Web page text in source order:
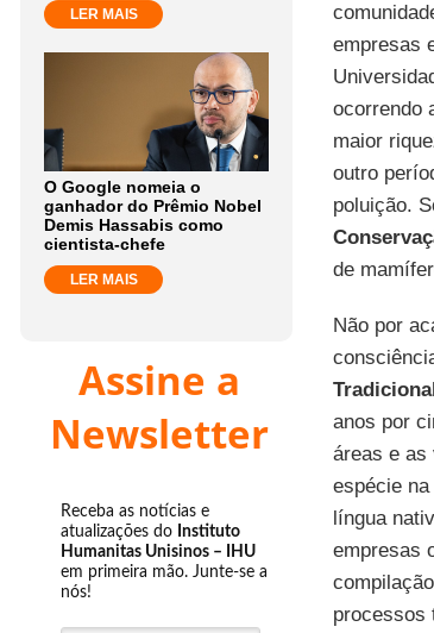
LER MAIS
O Google nomeia o
ganhador do Prêmio Nobel
Demis Hassabis como
cientista-chefe
LER MAIS
Assine a
Newsletter
Receba as notícias e
atualizações do Instituto
Humanitas Unisinos – IHU
em primeira mão. Junte-se a
nós!
empresas
ocorrendo
maior
outro
poluição.
de
Não por
anos por
áreas e as
espécie
língua
empresas
processos